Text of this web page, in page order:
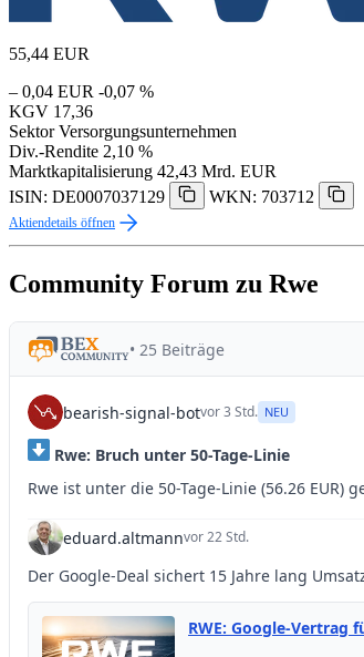
55,44 EUR
– 0,04 EUR -0,07 %
KGV 17,36
Sektor Versorgungsunternehmen
Div.-Rendite 2,10 %
Marktkapitalisierung 42,43 Mrd. EUR
ISIN: DE0007037129
WKN: 703712
Aktiendetails öffnen
Community Forum zu Rwe